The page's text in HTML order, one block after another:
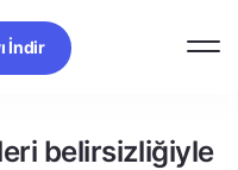
İndir
belirsizliğiyle